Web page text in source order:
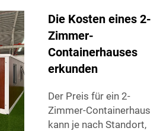
Die Kosten eines 2-
Zimmer-
Containerhauses
erkunden
Der Preis für ein 2-
Zimmer-Containerhaus
kann je nach Standort,